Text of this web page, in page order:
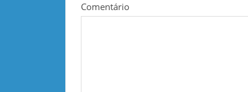
Comentário